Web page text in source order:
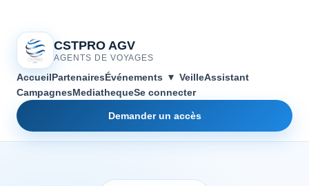
CSTPRO AGV
AGENTS DE VOYAGES
AccueilPartenairesÉvénements ▾ VeilleAssistant
CampagnesMediathequeSe connecter
Demander un accès